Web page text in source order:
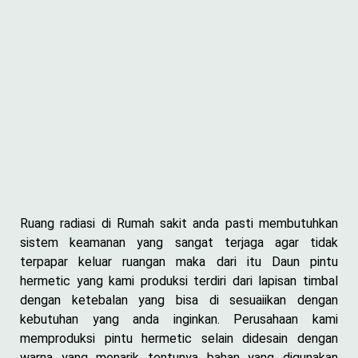
Ruang radiasi di Rumah sakit anda pasti membutuhkan
sistem keamanan yang sangat terjaga agar tidak
terpapar keluar ruangan maka dari itu Daun pintu
hermetic yang kami produksi terdiri dari lapisan timbal
dengan ketebalan yang bisa di sesuaiikan dengan
kebutuhan yang anda inginkan. Perusahaan kami
memproduksi pintu hermetic selain didesain dengan